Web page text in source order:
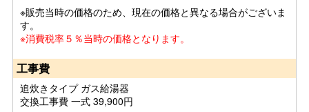
※販売当時の価格のため、現在の価格と異なる場合がございま
す。
※消費税率５％当時の価格となります。
工事費
追炊きタイプ ガス給湯器
交換工事費 一式 39,900円